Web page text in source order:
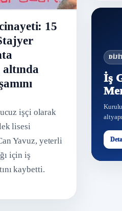
15
altında
ucuz işçi olarak
lisesi
Yavuz, yeterli
için iş
kaybetti.
NİG
İş